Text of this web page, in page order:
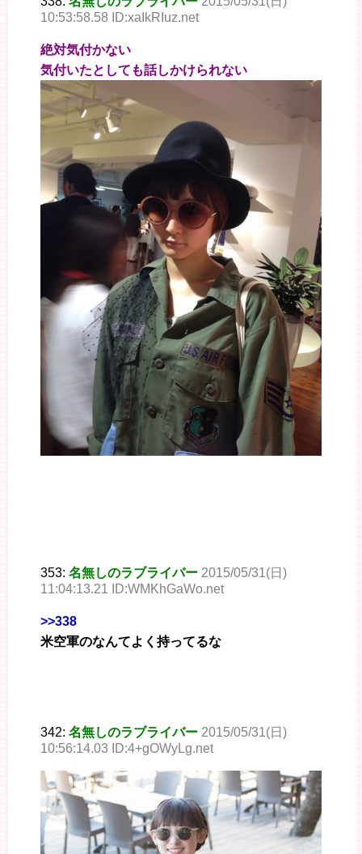
10:53:58.58 ID:xaIkRIuz.net
絶対気付かない
気付いたとしても話しかけられない
353: 名無しのラブライバー 2015/05/31(日)
11:04:13.21 ID:WMKhGaWo.net
>>338
米空軍のなんてよく持ってるな
342: 名無しのラブライバー 2015/05/31(日)
10:56:14.03 ID:4+gOWyLg.net